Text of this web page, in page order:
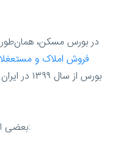
در بورس مسکن،
فروش املاک و
بورس از
بعضی از اصطلاحات بورسی رایج عبارت است از: